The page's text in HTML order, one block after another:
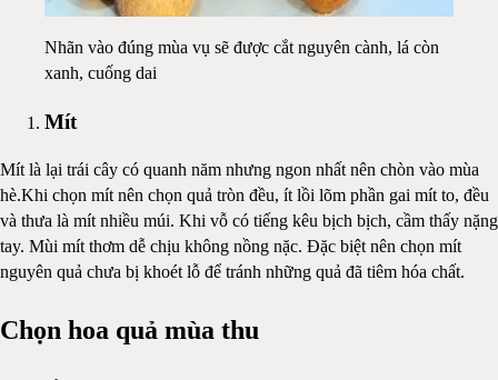
Nhãn vào đúng mùa vụ sẽ được cắt nguyên cành, lá còn
xanh, cuống dai
Mít
Mít là lại trái cây có quanh năm nhưng ngon nhất nên chòn vào mùa
hè.Khi chọn mít nên chọn quả tròn đều, ít lồi lõm phần gai mít to, đều
và thưa là mít nhiều múi. Khi vỗ có tiếng kêu bịch bịch, cầm thấy nặng
tay. Mùi mít thơm dễ chịu không nồng nặc. Đặc biệt nên chọn mít
nguyên quả chưa bị khoét lỗ để tránh những quả đã tiêm hóa chất.
Chọn hoa quả mùa thu